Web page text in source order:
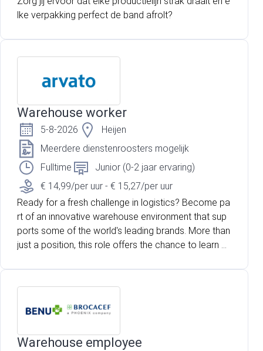
lke verpakking perfect de band afrolt?
Warehouse worker
5-8-2026
Heijen
Meerdere dienstenroosters mogelijk
Fulltime
Junior (0-2 jaar ervaring)
€ 14,99/per uur - € 15,27/per uur
Ready for a fresh challenge in logistics? Become pa
rt of an innovative warehouse environment that sup
ports some of the world's leading brands. More than
just a position, this role offers the chance to learn o
n a rapidly growing company. Bring your energy and
ambition, and take your career to the next level.
Warehouse employee